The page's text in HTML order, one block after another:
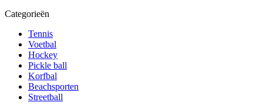
Categorieën
Tennis
Voetbal
Hockey
Pickle ball
Korfbal
Beachsporten
Streetball